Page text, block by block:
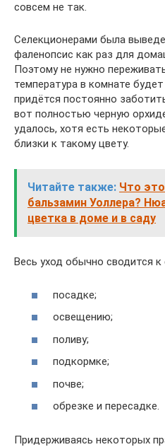
совсем не так.
Селекционерами была
фаленопсис как раз для
Поэтому не нужно
температура в комнате
придётся постоянно
вот полностью черную
удалось, хотя есть
близки к такому цвету.
Читайте также: Что
бальзамин Уоллера?
цветка в доме и в саду
Весь уход обычно сводится
посадке;
освещению;
поливу;
подкормке;
почве;
обрезке и пересадке.
Придерживаясь некоторых